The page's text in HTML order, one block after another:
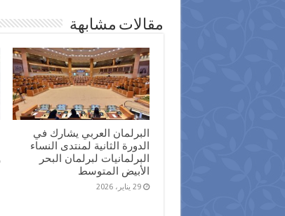
مقالات مشابهة
البرلمان العربي يشارك في
الدورة الثانية لمنتدى النساء
البرلمانيات لبرلمان البحر
الأبيض المتوسط
29 يناير، 2026